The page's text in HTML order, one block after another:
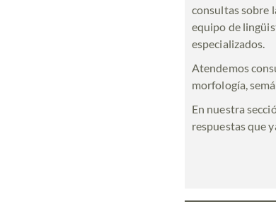
consultas sobre
equipo de
especializados.
Atendemos
morfología,
En nuestra
respuestas que